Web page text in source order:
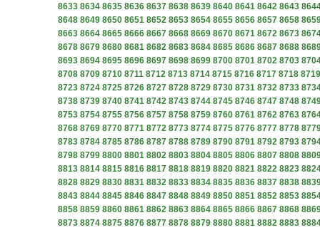
8633 8634 8635 8636 8637 8638 8639 8640 8641 8642 8643
8648 8649 8650 8651 8652 8653 8654 8655 8656 8657 8658
8663 8664 8665 8666 8667 8668 8669 8670 8671 8672 8673
8678 8679 8680 8681 8682 8683 8684 8685 8686 8687 8688
8693 8694 8695 8696 8697 8698 8699 8700 8701 8702 8703
8708 8709 8710 8711 8712 8713 8714 8715 8716 8717 8718 8719
8723 8724 8725 8726 8727 8728 8729 8730 8731 8732 8733
8738 8739 8740 8741 8742 8743 8744 8745 8746 8747 8748
8753 8754 8755 8756 8757 8758 8759 8760 8761 8762 8763
8768 8769 8770 8771 8772 8773 8774 8775 8776 8777 8778
8783 8784 8785 8786 8787 8788 8789 8790 8791 8792 8793
8798 8799 8800 8801 8802 8803 8804 8805 8806 8807 8808
8813 8814 8815 8816 8817 8818 8819 8820 8821 8822 8823
8828 8829 8830 8831 8832 8833 8834 8835 8836 8837 8838
8843 8844 8845 8846 8847 8848 8849 8850 8851 8852 8853
8858 8859 8860 8861 8862 8863 8864 8865 8866 8867 8868
8873 8874 8875 8876 8877 8878 8879 8880 8881 8882 8883